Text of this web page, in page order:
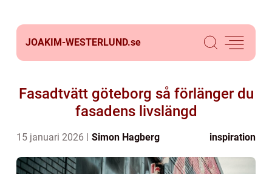
JOAKIM-WESTERLUND.se
Fasadtvätt göteborg så förlänger du
fasadens livslängd
15 januari 2026 Simon Hagberg inspiration